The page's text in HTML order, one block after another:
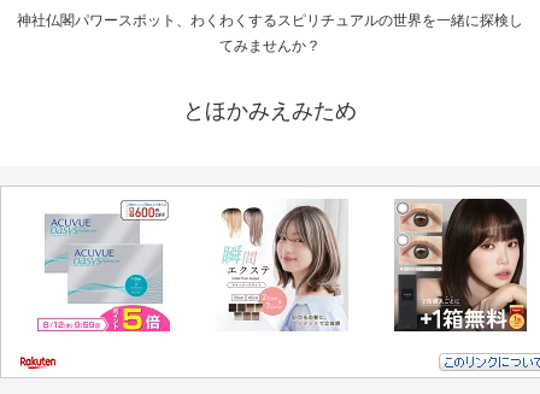
神社仏閣パワースポット、わくわくするスピリチュアルの世界を一緒に探検し
てみませんか？
とほかみえみため